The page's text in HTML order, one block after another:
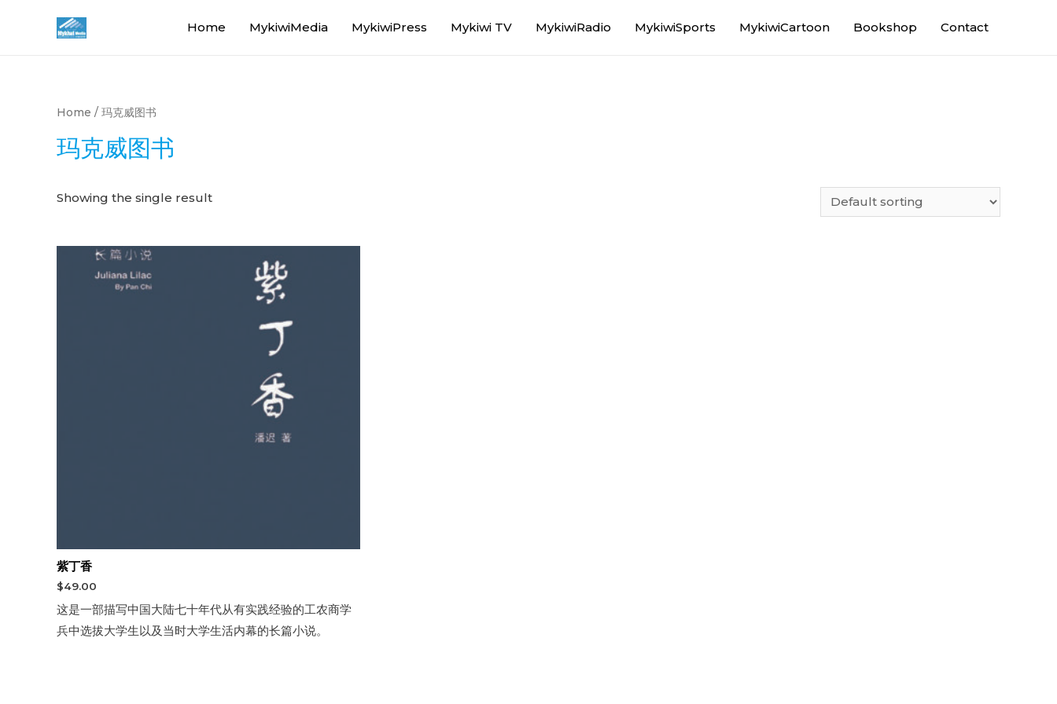
Home MykiwiMedia MykiwiPress Mykiwi TV MykiwiRadio MykiwiSports MykiwiCartoon Bookshop Contact
Home / 玛克威图书
玛克威图书
Showing the single result
紫丁香
$49.00
这是一部描写中国大陆七十年代从有实践经验的工农商学
兵中选拔大学生以及当时大学生活内幕的长篇小说。